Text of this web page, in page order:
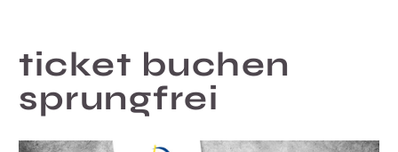
ticket buchen
sprungfrei